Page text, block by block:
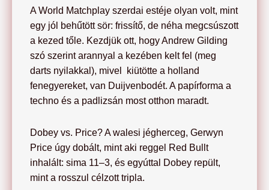
A World Matchplay szerdai estéje olyan volt, mint
egy jól behűtött sör: frissítő, de néha megcsúszott
a kezed tőle. Kezdjük ott, hogy Andrew Gilding
szó szerint arannyal a kezében kelt fel (meg
darts nyilakkal), mivel kiütötte a holland
fenegyereket, van Duijvenbodét. A papírforma a
techno és a padlizsán most otthon maradt.
Dobey vs. Price? A walesi jégherceg, Gerwyn
Price úgy dobált, mint aki reggel Red Bullt
inhalált: sima 11–3, és egyúttal Dobey repült,
mint a rosszul célzott tripla.